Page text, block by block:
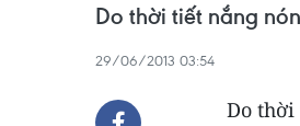
Do thời tiết nắng
29/06/2013 03:54
Do